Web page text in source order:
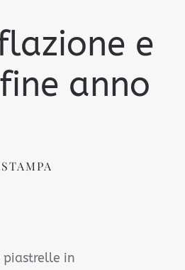
e
anno
piastrelle in